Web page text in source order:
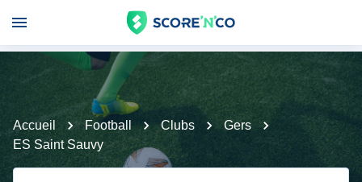
Accueil Football Clubs
Gers
ES Saint Sauvy